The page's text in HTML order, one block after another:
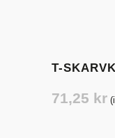
T-
71,25 kr